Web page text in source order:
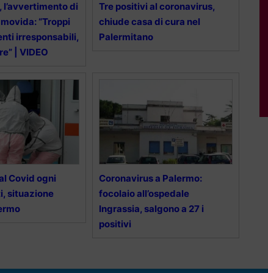
l’avvertimento di
“Troppi
irresponsabili,
| VIDEO
Tre positivi al coronavirus,
chiude casa di cura nel
Palermitano
Covid ogni
situazione
Coronavirus a Palermo:
focolaio all’ospedale
Ingrassia, salgono a 27 i
positivi